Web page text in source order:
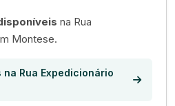
na Rua
Montese.
Rua Expedicionário